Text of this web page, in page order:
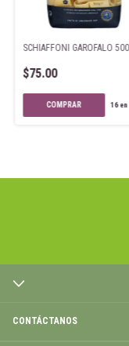
SCHIAFFONI GAROFALO
$75.00
16en
CONTÁCTANOS